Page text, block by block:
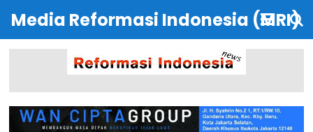
Media Reformasi Indonesia (MRI)